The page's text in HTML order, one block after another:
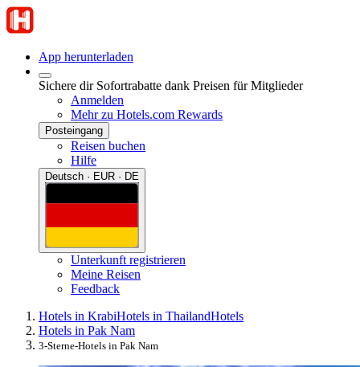
App herunterladen
Sichere dir Sofortrabatte dank Preisen für Mitglieder
Anmelden
Mehr zu Hotels.com Rewards
Posteingang
Reisen buchen
Hilfe
Deutsch · EUR · DE
Unterkunft registrieren
Meine Reisen
Feedback
Hotels in KrabiHotels in ThailandHotels
Hotels in Pak Nam
3-Sterne-Hotels in Pak Nam